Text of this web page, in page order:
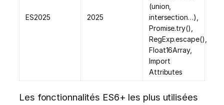
ES2025 2025
(union,
intersection…),
Promise.try(),
RegExp.escape(),
Float16Array,
Import
Attributes
Les fonctionnalités ES6+ les plus utilisées